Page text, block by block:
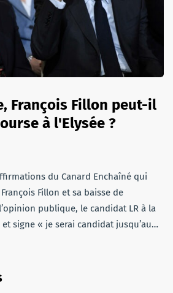
François Fillon peut-il
à l'Elysée ?
du Canard Enchaîné qui
Fillon et sa baisse de
publique, le candidat LR à la
signe « je serai candidat jusqu’au…